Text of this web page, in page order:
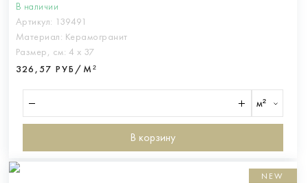
В наличии
Артикул: 139491
Материал: Керамогранит
Размер, см: 4 х 37
326,57 РУБ/М²
м²
В корзину
NEW